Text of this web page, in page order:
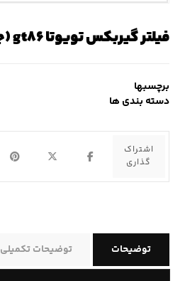
فیلتر گیربکس تویوتا gt۸۶ (جی تی ۸۶)
برچسبها
دسته بندی ها
توضیحات توضیحات تکمیلی